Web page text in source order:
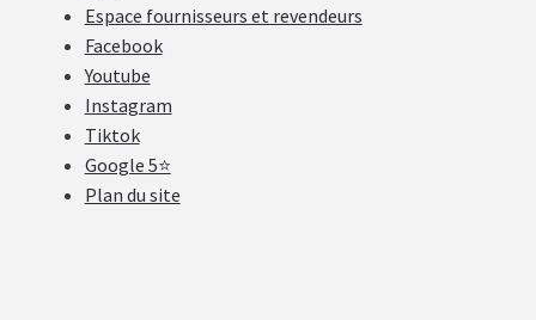
Espace fournisseurs et revendeurs
Facebook
Youtube
Instagram
Tiktok
Google 5⭐
Plan du site